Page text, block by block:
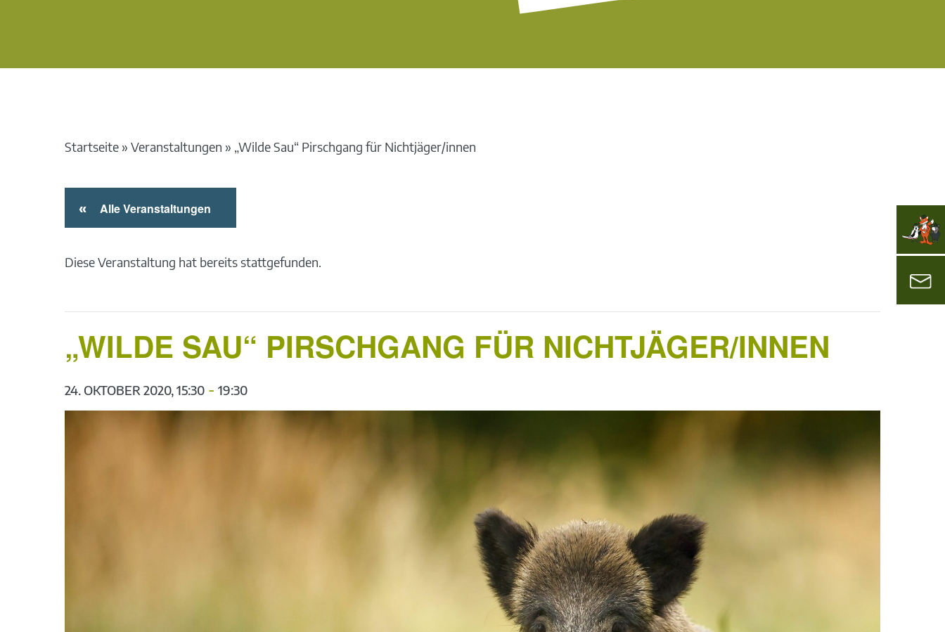
Startseite» Veranstaltungen » „Wilde Sau“ Pirschgang für Nichtjäger/innen
« Alle Veranstaltungen
Diese Veranstaltung hat bereits stattgefunden.
„WILDE SAU“ PIRSCHGANG FÜR NICHTJÄGER/INNEN
24. OKTOBER 2020, 15:30- 19:30